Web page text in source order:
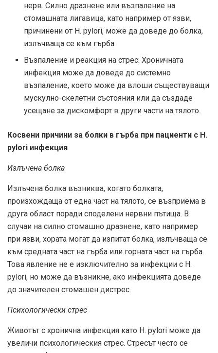
нерв. Силно дразнене или възпаление на
стомашната лигавица, като например от язви,
причинени от H. pylori, може да доведе до болка,
излъчваща се към гърба.
Възпаление и реакция на стрес: Хроничната
инфекция може да доведе до системно
възпаление, което може да влоши съществуващи
мускулно-скелетни състояния или да създаде
усещане за дискомфорт в други части на тялото.
Косвени причини за болки в гърба при пациенти с H.
pylori инфекция
Излъчена болка
Излъчена болка възниква, когато болката,
произхождаща от една част на тялото, се възприема в
друга област поради споделени нервни пътища. В
случаи на силно стомашно дразнене, като например
при язви, хората могат да изпитат болка, излъчваща се
към средната част на гърба или горната част на гърба.
Това явление не е изключително за инфекции с H.
pylori, но може да възникне, ако инфекцията доведе
до значителен стомашен дистрес.
Психологически стрес
Животът с хронична инфекция като H. pylori може да
увеличи психологическия стрес. Стресът често се